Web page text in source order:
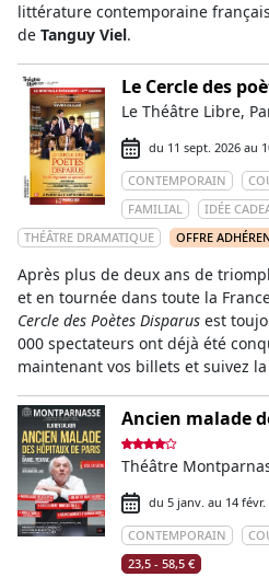
littérature contemporaine
de Tanguy Viel.
Le Cercle des
Le Théâtre Libre,
du 11 sept. 2026 au
CONTEMPORAIN
FAMILIAL
IDÉE
THÉÂTRE DRAMATIQUE
OFFRE
Après plus de deux ans de
et en tournée dans toute la
Cercle des Poètes Disparus est
000 spectateurs ont déjà été
maintenant vos billets et suivez
Ancien malade
Théâtre
du 5 janv. au 14 févr.
CONTEMPORAIN
23,5 - 58,5 €